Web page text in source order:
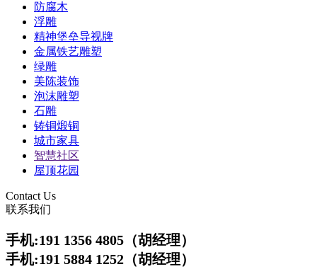
防腐木
浮雕
精神堡垒导视牌
金属铁艺雕塑
绿雕
美陈装饰
泡沫雕塑
石雕
铸铜煅铜
城市家具
智慧社区
屋顶花园
Contact Us
联系我们
手机:191 1356 4805（胡经理）
手机:191 5884 1252 （胡经理）